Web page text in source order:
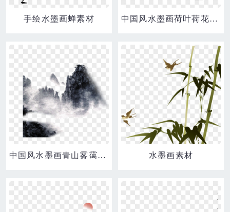
手绘水墨画蝉素材 中国风水墨画荷叶荷花素材装饰
中国风水墨画青山雾霭素材 水墨画素材